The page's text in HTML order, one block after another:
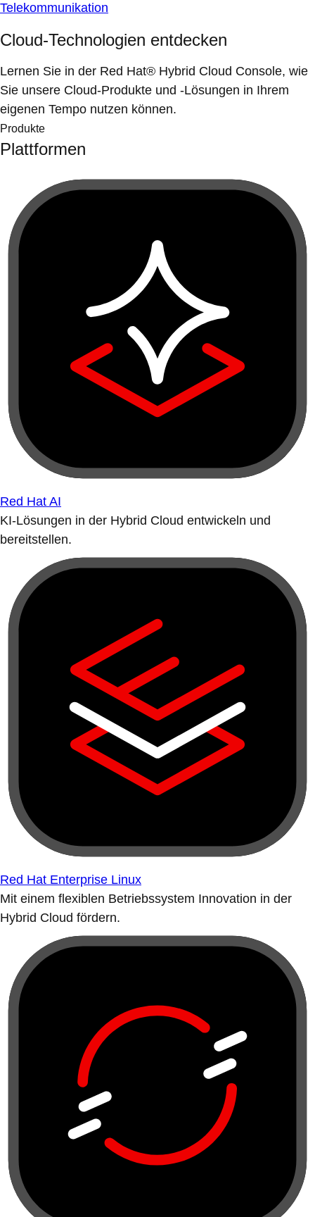
Telekommunikation
Cloud-Technologien entdecken
Lernen Sie in der Red Hat® Hybrid Cloud Console, wie
Sie unsere Cloud-Produkte und -Lösungen in Ihrem
eigenen Tempo nutzen können.
Produkte
Plattformen
Red Hat AI
KI-Lösungen in der Hybrid Cloud entwickeln und
bereitstellen.
Red Hat Enterprise Linux
Mit einem flexiblen Betriebssystem Innovation in der
Hybrid Cloud fördern.